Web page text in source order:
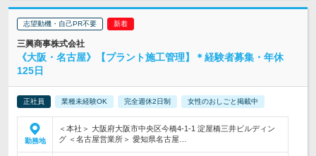
志望動機・自己PR不要
三興商事株式会社
《大阪・名古屋》【プラント施工管理】＊経験者募集・年休
125日
正社員 業種未経験OK 完全週休2日制 女性のおしごと掲載中
勤務地
＜本社＞ 大阪府大阪市中央区今橋4-1-1 淀屋橋三井ビルディン
グ ＜名古屋営業所＞ 愛知県名古屋…